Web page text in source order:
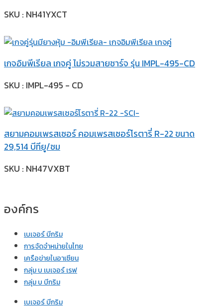
SKU : NH41YXCT
เกจอิมพีเรียล เกจคู่ ไม่รวมสายชาร์จ รุ่น IMPL-495-CD
SKU : IMPL-495 - CD
สยามคอมเพรสเซอร์ คอมเพรสเซอร์โรตารี่ R-22 ขนาด
29,514 บีทียู/ชม
SKU : NH47VXBT
องค์กร
เบเจอร์ บีกริม
การจัดจำหน่ายในไทย
เครือข่ายในอาเซียน
กลุ่ม บ เบเจอร์ เรฟ
กลุ่ม บ บีกริม
เบเจอร์ บีกริม